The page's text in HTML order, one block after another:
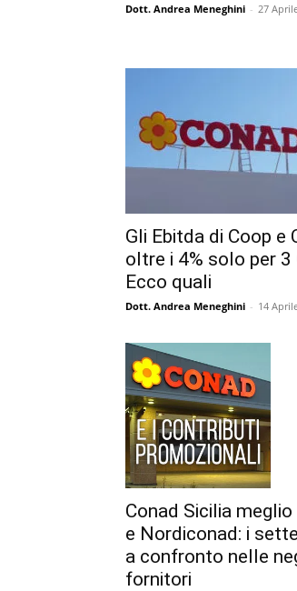
Dott. Andrea Meneghini - 27
Gli Ebitda di Coop e
oltre i 4% solo per 3
Ecco quali
Dott. Andrea Meneghini - 14
Conad Sicilia
e Nordiconad: i
a confronto nelle
fornitori